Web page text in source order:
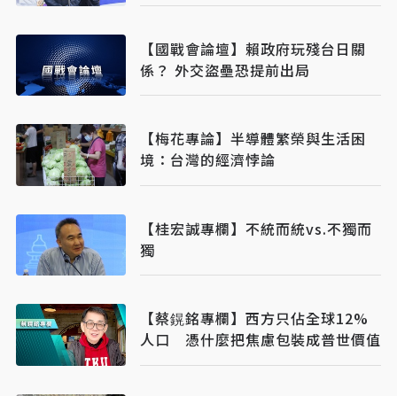
【國戰會論壇】賴政府玩殘台日關
係？ 外交盜壘恐提前出局
【梅花專論】半導體繁榮與生活困
境：台灣的經濟悖論
【桂宏誠專欄】不統而統vs.不獨而
獨
【蔡鎤銘專欄】西方只佔全球12%
人口 憑什麼把焦慮包裝成普世價值